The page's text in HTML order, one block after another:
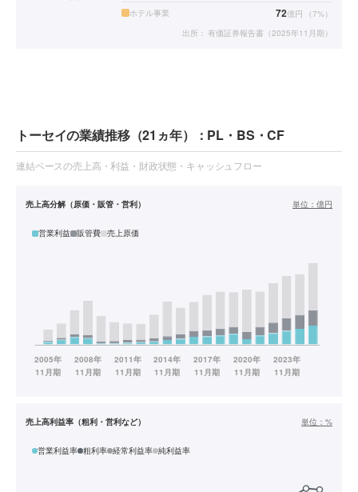
ホテル事業 72億円 （7%）
出所： 有価証券報告書（2025年11月期）
トーセイの業績推移（21ヵ年）：PL・BS・CF
連結ベースの売上高・利益・財政状態・キャッシュフロー
売上高分解（原価・販管・営利） 単位： 億円
営業利益 販管費 売上原価
売上高利益率（粗利・営利など） 単位： %
営業利益率 粗利率 経常利益率 純利益率